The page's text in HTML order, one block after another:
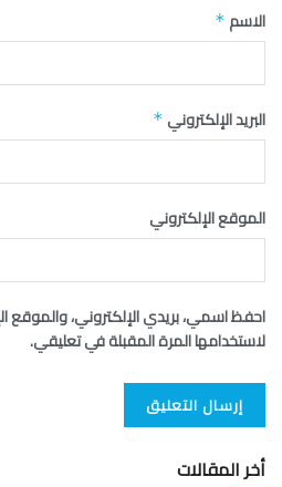
الاسم *
البريد الإلكتروني *
الموقع الإلكتروني
احفظ اسمي، بريدي الإلكتروني، والموقع
لاستخدامها المرة المقبلة في تعليقي.
أخر المقالات